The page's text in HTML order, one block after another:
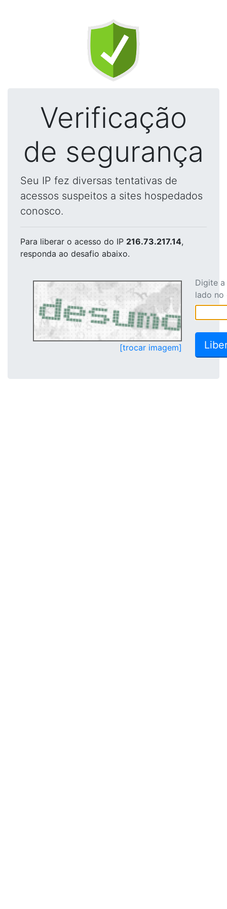
Verificação
de segurança
Seu IP fez diversas tentativas de
acessos suspeitos a sites hospedados
conosco.
Para liberar o acesso do IP 216.73.217.14,
responda ao desafio abaixo.
[trocar imagem]
Digite
lado no